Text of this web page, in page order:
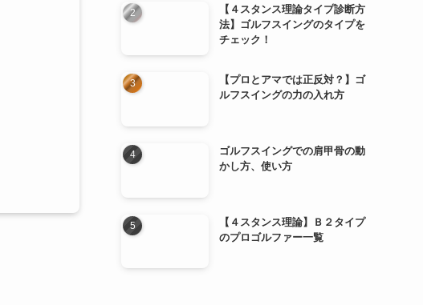
【４スタンス理論タイプ診断方
法】ゴルフスイングのタイプを
チェック！
【プロとアマでは正反対？】ゴ
ルフスイングの力の入れ方
ゴルフスイングでの肩甲骨の動
かし方、使い方
【４スタンス理論】Ｂ２タイプ
のプロゴルファー一覧